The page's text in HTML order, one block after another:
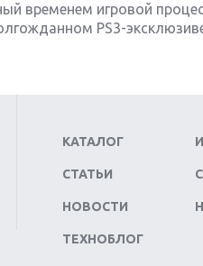
временем игровой
PS3-
КАТАЛОГ
СТАТЬИ
НОВОСТИ
ТЕХНОБЛОГ